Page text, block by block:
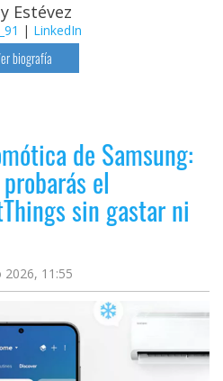
Estévez
| LinkedIn
biografía
de Samsung:
el
sin gastar ni
11:55